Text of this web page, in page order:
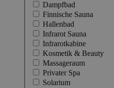
Dampfbad
Finnische Sauna
Hallenbad
Infrarot Sauna
Infrarotkabine
Kosmetik & Beauty
Massageraum
Privater Spa
Solarium